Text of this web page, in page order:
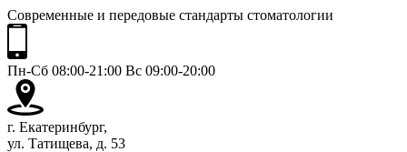
Современные и передовые стандарты стоматологии
Пн-Сб 08:00-21:00 Вс 09:00-20:00
г. Екатеринбург,
ул. Татищева, д. 53